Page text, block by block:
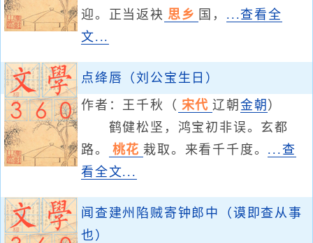
迎。正当返袂 思乡 国， ...查看全
文...
点绛唇（刘公宝生日）
作者： 王千秋 （ 宋代 辽朝 金朝 ）
鹤健松坚，鸿宝初非误。玄都
路。
桃花 栽取。来看千千度。 ...查
看全文...
闻查建州陷贼寄钟郎中（谟即查从事
也）